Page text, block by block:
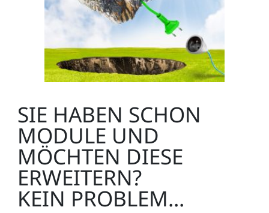
SIE HABEN SCHON
MODULE UND
MÖCHTEN DIESE
ERWEITERN?
KEIN PROBLEM...